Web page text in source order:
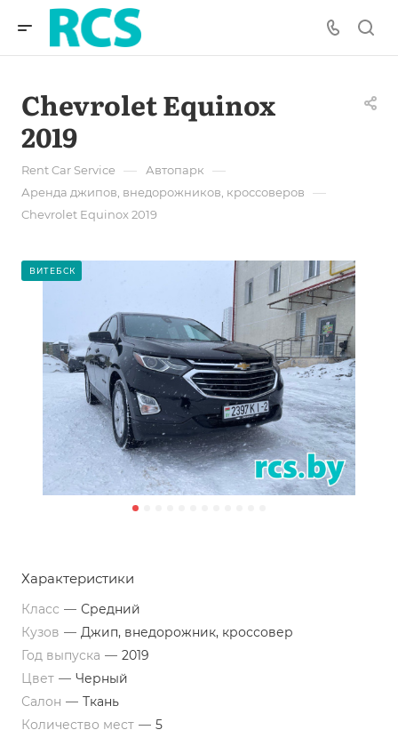
Chevrolet Equinox
2019
Rent Car Service — Автопарк —
Аренда джипов, внедорожников, кроссоверов —
Chevrolet Equinox 2019
ВИТЕБСК
Характеристики
Класс — Средний
Кузов — Джип, внедорожник, кроссовер
Год выпуска — 2019
Цвет — Черный
Салон — Ткань
Количество мест — 5